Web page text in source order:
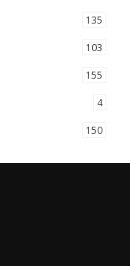
135
103
155
4
150